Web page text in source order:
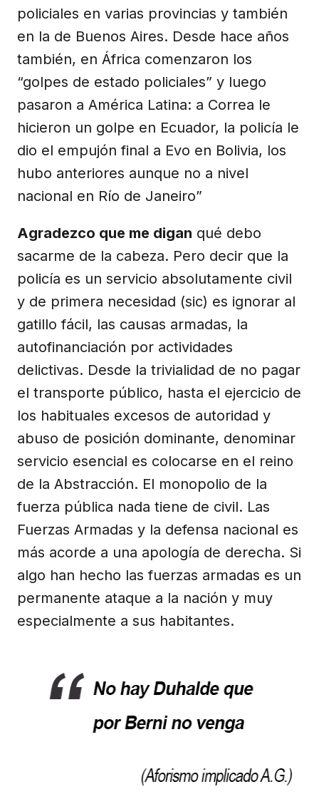
policiales en varias provincias y también
en la de Buenos Aires. Desde hace años
también, en África comenzaron los
“golpes de estado policiales” y luego
pasaron a América Latina: a Correa le
hicieron un golpe en Ecuador, la policía le
dio el empujón final a Evo en Bolivia, los
hubo anteriores aunque no a nivel
nacional en Río de Janeiro”
Agradezco que me digan qué debo
sacarme de la cabeza. Pero decir que la
policía es un servicio absolutamente civil
y de primera necesidad (sic) es ignorar al
gatillo fácil, las causas armadas, la
autofinanciación por actividades
delictivas. Desde la trivialidad de no pagar
el transporte público, hasta el ejercicio de
los habituales excesos de autoridad y
abuso de posición dominante, denominar
servicio esencial es colocarse en el reino
de la Abstracción. El monopolio de la
fuerza pública nada tiene de civil. Las
Fuerzas Armadas y la defensa nacional es
más acorde a una apología de derecha. Si
algo han hecho las fuerzas armadas es un
permanente ataque a la nación y muy
especialmente a sus habitantes.